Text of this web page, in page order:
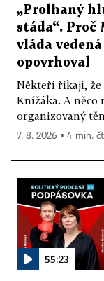
„Prolhaný
stáda“. Proč
vláda
opovrhoval
Někteří říkají, že
Knížáka. A něco
organizovaný
7. 8. 2026 ▪ 4 min.
55:23